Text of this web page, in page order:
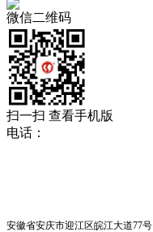
微信二维码
扫一扫 查看手机版
电话：
安徽省安庆市迎江区皖江大道77号